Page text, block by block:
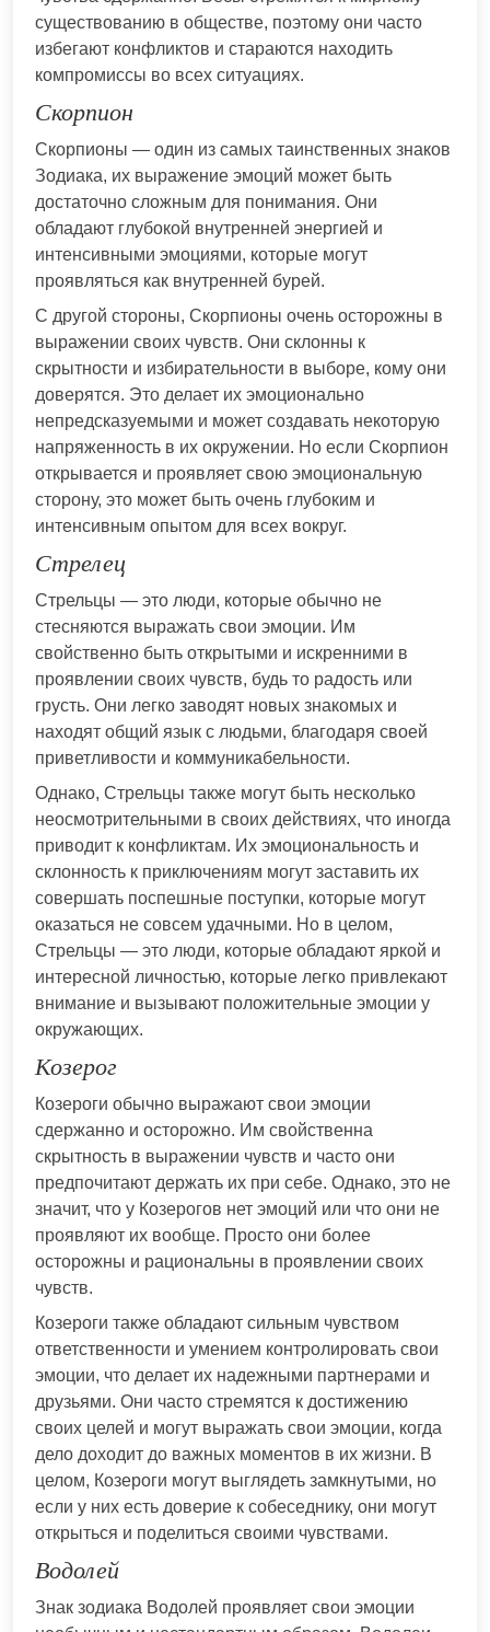
существованию в обществе, поэтому они часто
избегают конфликтов и стараются находить
компромиссы во всех ситуациях.
Скорпион
Скорпионы — один из самых таинственных знаков
Зодиака, их выражение эмоций может быть
достаточно сложным для понимания. Они
обладают глубокой внутренней энергией и
интенсивными эмоциями, которые могут
проявляться как внутренней бурей.
С другой стороны, Скорпионы очень осторожны в
выражении своих чувств. Они склонны к
скрытности и избирательности в выборе, кому они
доверятся. Это делает их эмоционально
непредсказуемыми и может создавать некоторую
напряженность в их окружении. Но если Скорпион
открывается и проявляет свою эмоциональную
сторону, это может быть очень глубоким и
интенсивным опытом для всех вокруг.
Стрелец
Стрельцы — это люди, которые обычно не
стесняются выражать свои эмоции. Им
свойственно быть открытыми и искренними в
проявлении своих чувств, будь то радость или
грусть. Они легко заводят новых знакомых и
находят общий язык с людьми, благодаря своей
приветливости и коммуникабельности.
Однако, Стрельцы также могут быть несколько
неосмотрительными в своих действиях, что иногда
приводит к конфликтам. Их эмоциональность и
склонность к приключениям могут заставить их
совершать поспешные поступки, которые могут
оказаться не совсем удачными. Но в целом,
Стрельцы — это люди, которые обладают яркой и
интересной личностью, которые легко привлекают
внимание и вызывают положительные эмоции у
окружающих.
Козерог
Козероги обычно выражают свои эмоции
сдержанно и осторожно. Им свойственна
скрытность в выражении чувств и часто они
предпочитают держать их при себе. Однако, это не
значит, что у Козерогов нет эмоций или что они не
проявляют их вообще. Просто они более
осторожны и рациональны в проявлении своих
чувств.
Козероги также обладают сильным чувством
ответственности и умением контролировать свои
эмоции, что делает их надежными партнерами и
друзьями. Они часто стремятся к достижению
своих целей и могут выражать свои эмоции, когда
дело доходит до важных моментов в их жизни. В
целом, Козероги могут выглядеть замкнутыми, но
если у них есть доверие к собеседнику, они могут
открыться и поделиться своими чувствами.
Водолей
Знак зодиака Водолей проявляет свои эмоции